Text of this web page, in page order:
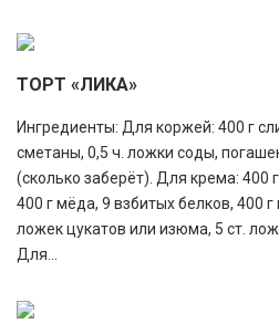
ТОРТ «ЛИКА»
Ингредиенты: Для коржей: 400 г
сметаны, 0,5 ч. ложки соды,
(сколько заберёт). Для крема: 400
400 г мёда, 9 взбитых белков, 400
ложек цукатов или изюма, 5 ст.
Для...